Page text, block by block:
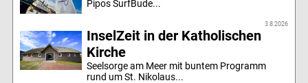
Pipos SurfBude...
3.8.2026
InselZeit in der Katholischen
Kirche
Seelsorge am Meer mit buntem Programm
rund um St. Nikolaus...